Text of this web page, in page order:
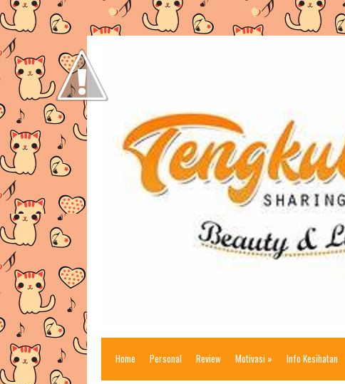
Home Personal Review Motivasi » Info Kesihatan